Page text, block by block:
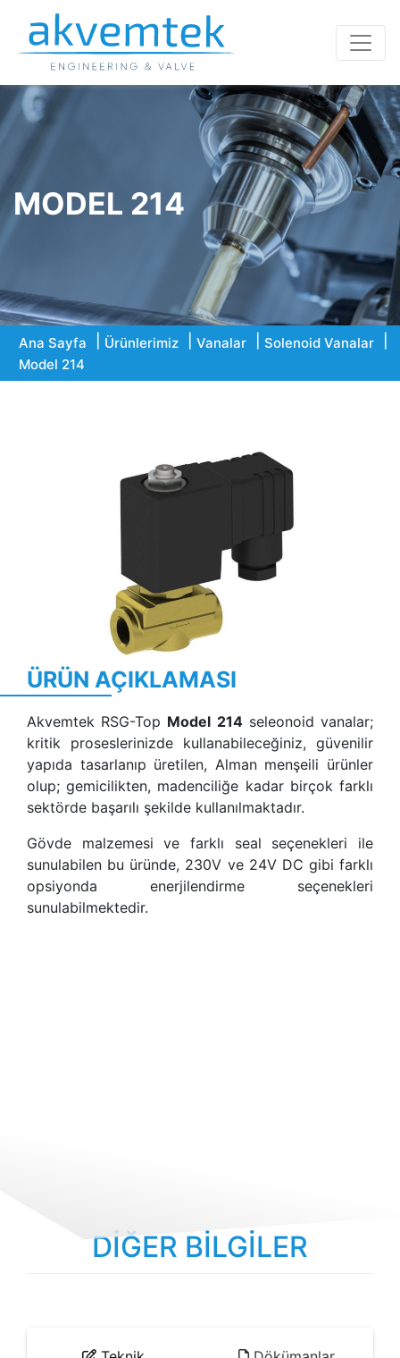
MODEL 214
Ana Sayfa Ürünlerimiz Vanalar
Solenoid Vanalar
Model 214
ÜRÜN AÇIKLAMASI
Akvemtek RSG-Top Model 214seleonoid vanalar;
kritik proseslerinizde kullanabileceğiniz, güvenilir
yapıda tasarlanıp üretilen, Alman menşeili ürünler
olup; gemicilikten, madenciliğe kadar birçok farklı
sektörde başarılı şekilde kullanılmaktadır.
Gövde malzemesi ve farklı seal seçenekleri ile
sunulabilen bu üründe, 230V ve 24V DC gibi farklı
opsiyonda enerjilendirme seçenekleri
sunulabilmektedir.
DİĞER BİLGİLER